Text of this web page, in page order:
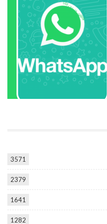
3571
2379
1641
1282